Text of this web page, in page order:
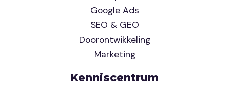
Google Ads
SEO & GEO
Doorontwikkeling
Marketing
Kenniscentrum